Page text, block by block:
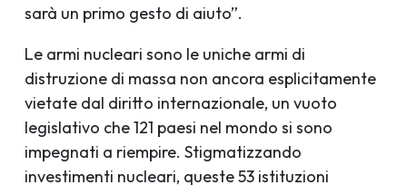
sarà un primo gesto di aiuto”.
Le armi nucleari sono le uniche armi di
distruzione di massa non ancora esplicitamente
vietate dal diritto internazionale, un vuoto
legislativo che 121 paesi nel mondo si sono
impegnati a riempire. Stigmatizzando
investimenti nucleari, queste 53 istituzioni